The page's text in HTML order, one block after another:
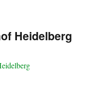
Heidelberg